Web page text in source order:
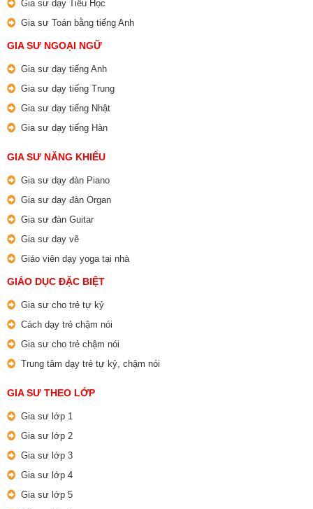
Gia sư dạy Tiểu Học
Gia sư Toán bằng tiếng Anh
GIA SƯ NGOẠI NGỮ
Gia sư dạy tiếng Anh
Gia sư dạy tiếng Trung
Gia sư dạy tiếng Nhật
Gia sư dạy tiếng Hàn
GIA SƯ NĂNG KHIẾU
Gia sư dạy đàn Piano
Gia sư dạy đàn Organ
Gia sư đàn Guitar
Gia sư dạy vẽ
Giáo viên dạy yoga tại nhà
GIÁO DỤC ĐẶC BIỆT
Gia sư cho trẻ tự kỷ
Cách dạy trẻ chậm nói
Gia sư cho trẻ chậm nói
Trung tâm dạy trẻ tự kỷ, chậm nói
GIA SƯ THEO LỚP
Gia sư lớp 1
Gia sư lớp 2
Gia sư lớp 3
Gia sư lớp 4
Gia sư lớp 5